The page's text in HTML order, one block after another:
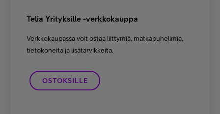
Telia Yrityksille -verkkokauppa
Verkkokaupassa voit ostaa liittymiä, matkapuhelimia,
tietokoneita ja lisätarvikkeita.
OSTOKSILLE